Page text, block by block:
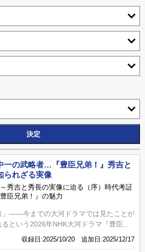
一の武略者…『豊臣兄弟！』秀吉と
られざる実像
秀吉と秀長の実像に迫る（序）時代考証
臣兄弟！』の魅力
」――今までの大河ドラマでは見たことが
という2026年NHK大河ドラマ『豊臣...
収録日:2025/10/20 追加日:2025/12/17